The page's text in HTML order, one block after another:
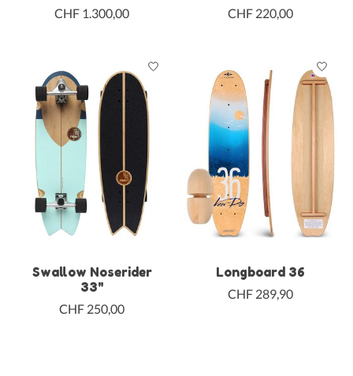
CHF 1.300,00 CHF 220,00
Swallow Noserider
33"
CHF 250,00
Longboard 36
CHF 289,90